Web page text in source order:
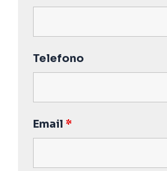
Telefono
Email *